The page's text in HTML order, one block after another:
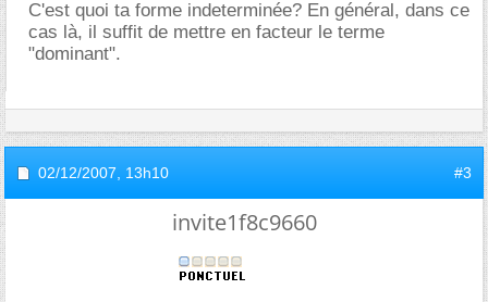
C'est quoi ta forme indeterminée? En général, dans ce
cas là, il suffit de mettre en facteur le terme
"dominant".
02/12/2007, 13h10 #3
invite1f8c9660